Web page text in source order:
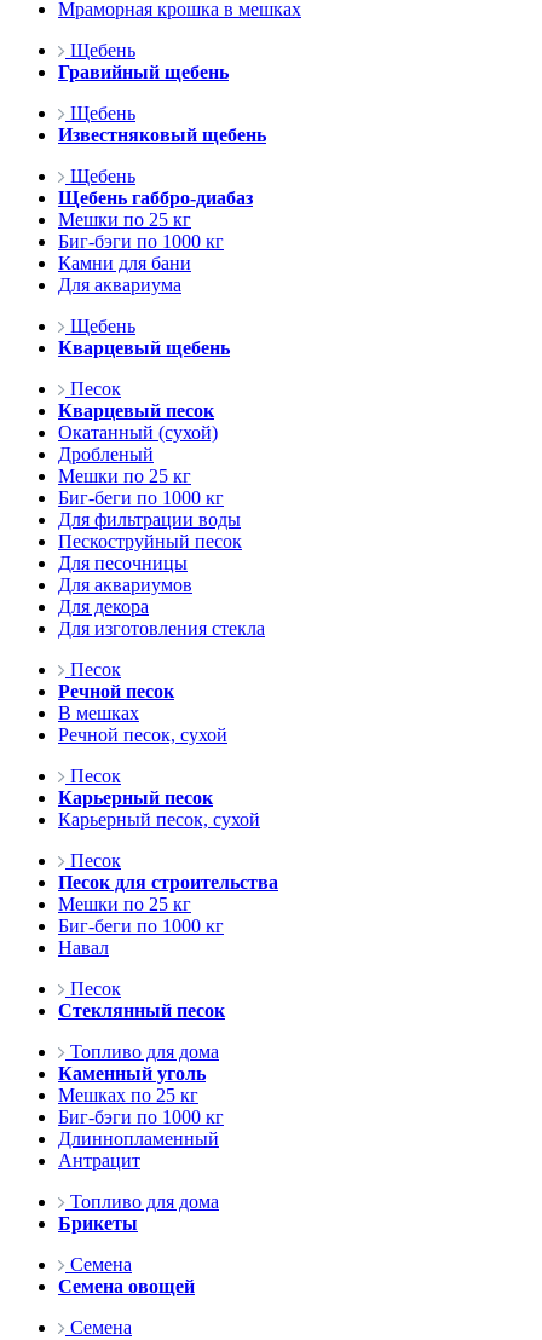
Мраморная крошка в мешках
Щебень
Гравийный щебень
Щебень
Известняковый щебень
Щебень
Щебень габбро-диабаз
Мешки по 25 кг
Биг-бэги по 1000 кг
Камни для бани
Для аквариума
Щебень
Кварцевый щебень
Песок
Кварцевый песок
Окатанный (сухой)
Дробленый
Мешки по 25 кг
Биг-беги по 1000 кг
Для фильтрации воды
Пескоструйный песок
Для песочницы
Для аквариумов
Для декора
Для изготовления стекла
Песок
Речной песок
В мешках
Речной песок, сухой
Песок
Карьерный песок
Карьерный песок, сухой
Песок
Песок для строительства
Мешки по 25 кг
Биг-беги по 1000 кг
Навал
Песок
Стеклянный песок
Топливо для дома
Каменный уголь
Мешках по 25 кг
Биг-бэги по 1000 кг
Длиннопламенный
Антрацит
Топливо для дома
Брикеты
Семена
Семена овощей
Семена